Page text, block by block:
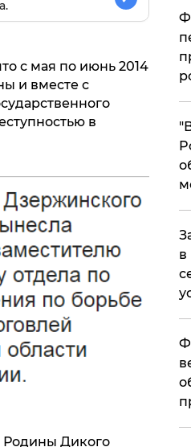
с мая по июнь 2014
и вместе с
в
Родины Дикого
в